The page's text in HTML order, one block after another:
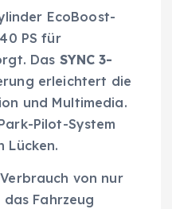
EcoBoost-
PS für
Das SYNC 3-
erleichtert die
und Multimedia.
Pilot-System
Lücken.
von nur
Fahrzeug